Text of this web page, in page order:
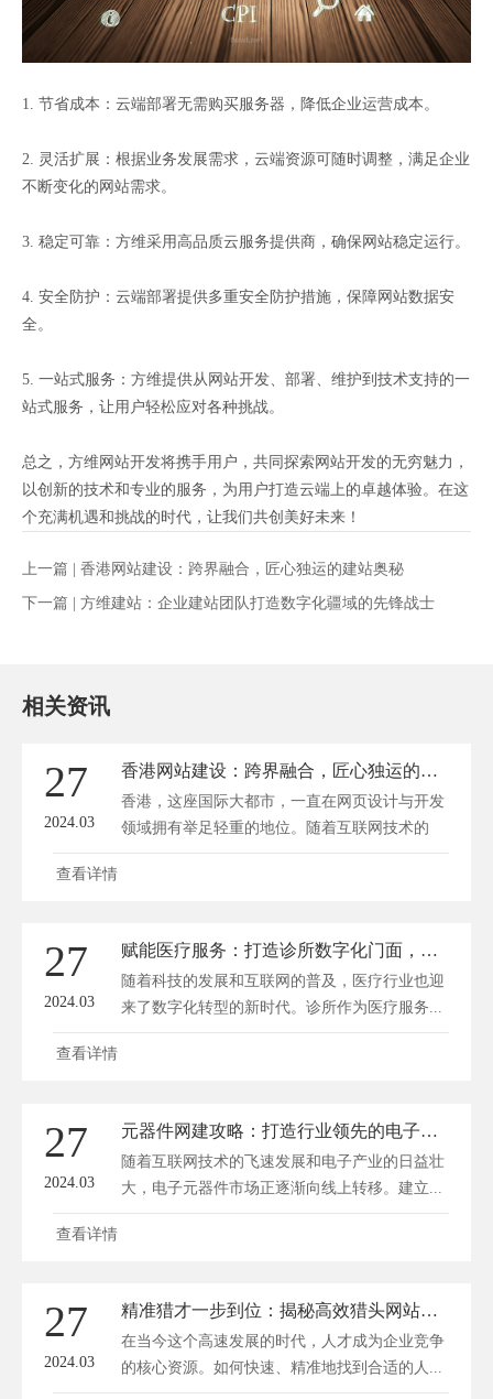
1. 节省成本：云端部署无需购买服务器，降低企业运营成本。
2. 灵活扩展：根据业务发展需求，云端资源可随时调整，满足企业
不断变化的网站需求。
3. 稳定可靠：方维采用高品质云服务提供商，确保网站稳定运行。
4. 安全防护：云端部署提供多重安全防护措施，保障网站数据安
全。
5. 一站式服务：方维提供从网站开发、部署、维护到技术支持的一
站式服务，让用户轻松应对各种挑战。
总之，方维网站开发将携手用户，共同探索网站开发的无穷魅力，
以创新的技术和专业的服务，为用户打造云端上的卓越体验。在这
个充满机遇和挑战的时代，让我们共创美好未来！
上一篇 | 香港网站建设：跨界融合，匠心独运的建站奥秘
下一篇 | 方维建站：企业建站团队打造数字化疆域的先锋战士
相关资讯
27
2024.03
香港网站建设：跨界融合，匠心独运的建站奥秘
香港，这座国际大都市，一直在网页设计与开发
领域拥有举足轻重的地位。随着互联网技术的
飞...
查看详情
27
2024.03
赋能医疗服务：打造诊所数字化门面，网站建设新篇章
随着科技的发展和互联网的普及，医疗行业也迎
来了数字化转型的新时代。诊所作为医疗服务...
查看详情
27
2024.03
元器件网建攻略：打造行业领先的电子元器件网站
随着互联网技术的飞速发展和电子产业的日益壮
大，电子元器件市场正逐渐向线上转移。建立...
查看详情
27
2024.03
精准猎才一步到位：揭秘高效猎头网站建设秘籍
在当今这个高速发展的时代，人才成为企业竞争
的核心资源。如何快速、精准地找到合适的人...